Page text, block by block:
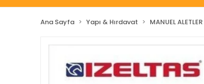
Ana Sayfa Yapı & Hırdavat MANUEL ALETLER